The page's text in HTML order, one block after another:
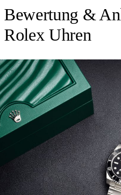
Bewertung &
Rolex Uhren